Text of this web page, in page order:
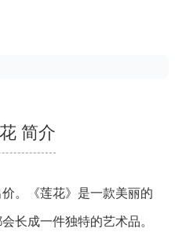
简介
。《莲花》是一款美丽的
长成一件独特的艺术品。